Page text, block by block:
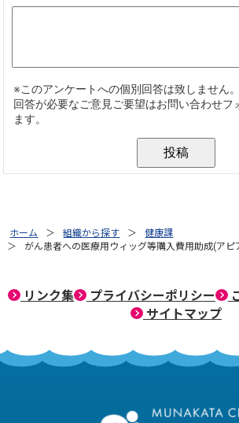
ホーム 組織から探す
健康課
がん患者への医療用ウィッグ等購入費用助成(アピ
リンク集 プライバシーポリシー
サイトマップ